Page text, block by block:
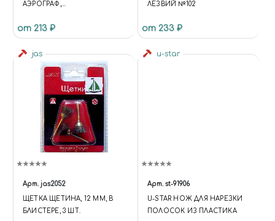
АЭРОГРАФ,
от 213 ₽
ЛЕЗВИЙ №102
от 233 ₽
jas
Арт. jas2052
ЩЕТКА ЩЕТИНА, 12 ММ, В
БЛИСТЕРЕ, 3 ШТ.
u-star
Арт. st-91906
U-STAR НОЖ ДЛЯ НАРЕЗКИ
ПОЛОСОК ИЗ ПЛАСТИКА